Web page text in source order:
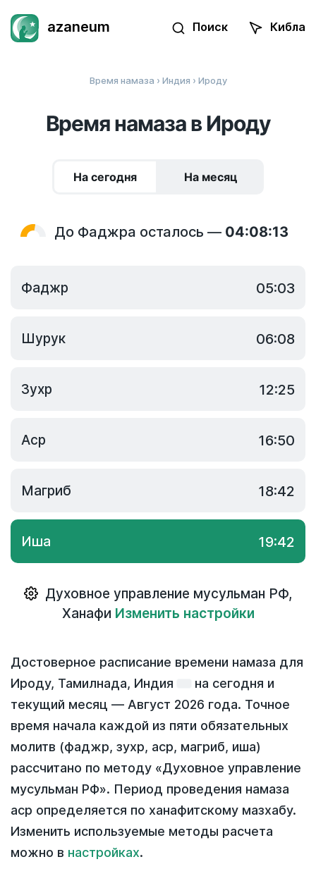
azaneum Поиск Кибла
Время намаза › Индия › Ироду
Время намаза в Ироду
На сегодня На месяц
До Фаджра осталось — 04:08:13
Фаджр 05:03
Шурук 06:08
Зухр 12:25
Аср 16:50
Магриб 18:42
Иша 19:42
Духовное управление мусульман РФ,
Ханафи Изменить настройки
Достоверное расписание времени намаза для
Ироду, Тамилнада, Индия
на сегодня и
текущий месяц — Август 2026 года. Точное
время начала каждой из пяти обязательных
молитв (фаджр, зухр, аср, магриб, иша)
рассчитано по методу «Духовное управление
мусульман РФ». Период проведения намаза
аср определяется по ханафитскому мазхабу.
Изменить используемые методы расчета
можно в настройках.